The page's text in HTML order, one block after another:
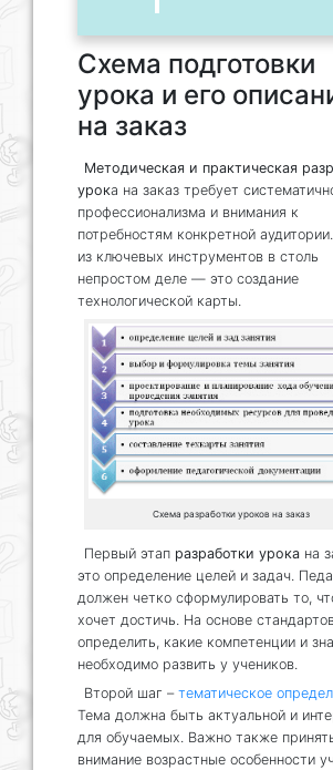
Схема подготовки
урока и его
на заказ
Методическая и практическая
урока на заказ требует
профессионализма и внимания к
потребностям конкретной
из ключевых инструментов в столь
непростом деле — это создание
технологической карты.
Схема разработки уроков на заказ
Первый этап разработки урока на
это определение целей и задач.
должен четко сформулировать то,
хочет достичь. На основе
определить, какие компетенции и
необходимо развить у учеников.
Второй шаг – тематическое
Тема должна быть актуальной и
для обучаемых. Важно также
внимание возрастные особенности